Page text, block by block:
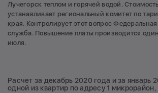
Лучегорск теплом и горячей водой.
устанавливает региональный комитет по
края. Контролирует этот вопрос
служба. Повышение платы производится
июля.
Расчет за декабрь 2020 года и за январь
одной из квартир по адресу 1